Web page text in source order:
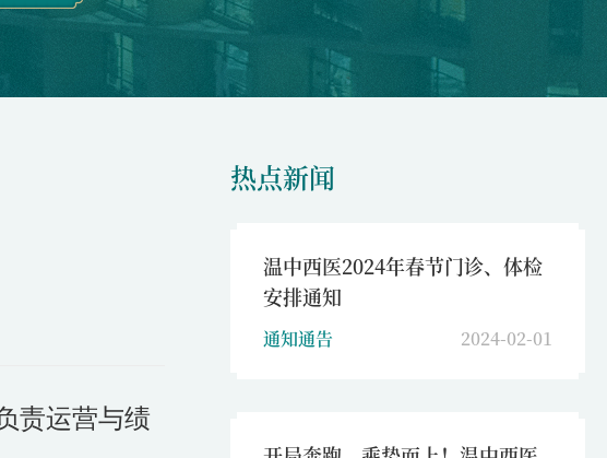
责运营与绩
热点新闻
温中西医2024年春节门诊、体检
安排通知
通知通告 2024-02-01